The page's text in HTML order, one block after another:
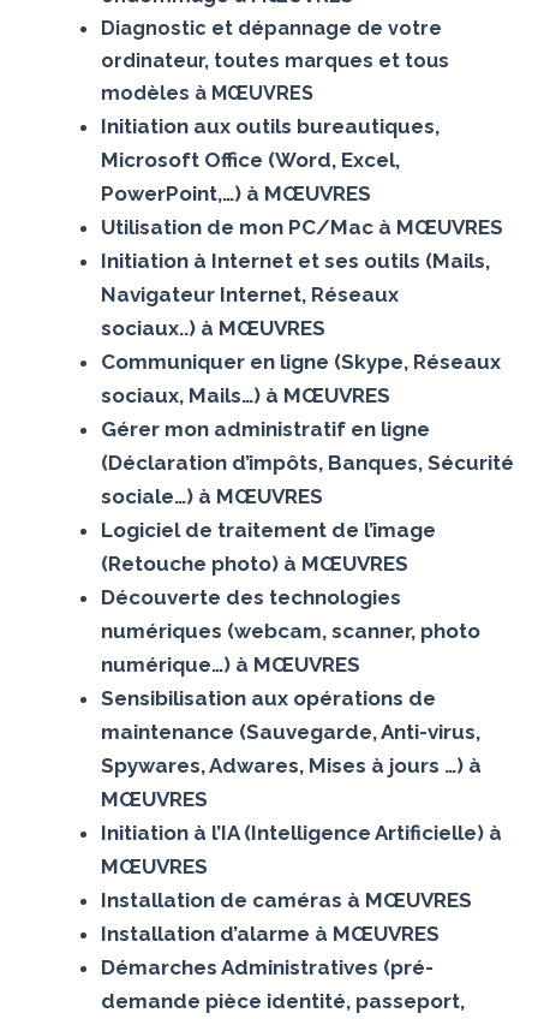
Diagnostic et dépannage de votre
ordinateur, toutes marques et tous
modèles à MŒUVRES
Initiation aux outils bureautiques,
Microsoft Office (Word, Excel,
PowerPoint,…) à MŒUVRES
Utilisation de mon PC/Mac à MŒUVRES
Initiation à Internet et ses outils (Mails,
Navigateur Internet, Réseaux
sociaux..) à MŒUVRES
Communiquer en ligne (Skype, Réseaux
sociaux, Mails…) à MŒUVRES
Gérer mon administratif en ligne
(Déclaration d’impôts, Banques, Sécurité
sociale…) à MŒUVRES
Logiciel de traitement de l’image
(Retouche photo) à MŒUVRES
Découverte des technologies
numériques (webcam, scanner, photo
numérique…) à MŒUVRES
Sensibilisation aux opérations de
maintenance (Sauvegarde, Anti-virus,
Spywares, Adwares, Mises à jours …) à
MŒUVRES
Initiation à l’IA (Intelligence Artificielle) à
MŒUVRES
Installation de caméras à MŒUVRES
Installation d’alarme à MŒUVRES
Démarches Administratives (pré-
demande pièce identité, passeport,